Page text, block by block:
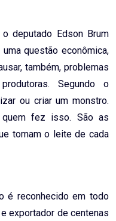
deputado Edson Brum
questão econômica,
também, problemas
Segundo o
ou criar um monstro.
quem fez isso. São as
tomam o leite de cada
é reconhecido em todo
exportador de centenas